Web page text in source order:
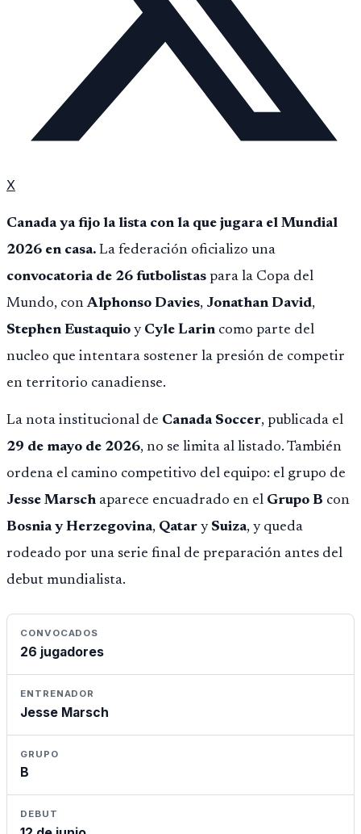
X
Canada ya fijo la lista con la que jugara el Mundial
2026 en casa. La federación oficializo una
convocatoria de 26 futbolistas para la Copa del
Mundo, conAlphonso Davies, Jonathan David,
Stephen Eustaquio y Cyle Larin como parte del
nucleo que intentara sostener la presión de competir
en territorio canadiense.
La nota institucional de Canada Soccer, publicada el
29 de mayo de 2026, no se limita al listado. También
ordena el camino competitivo del equipo: el grupo de
Jesse Marsch aparece encuadrado en el Grupo B con
Bosnia y Herzegovina, Qatar y Suiza, y queda
rodeado por una serie final de preparación antes del
debut mundialista.
CONVOCADOS
26 jugadores
ENTRENADOR
Jesse Marsch
GRUPO
B
DEBUT